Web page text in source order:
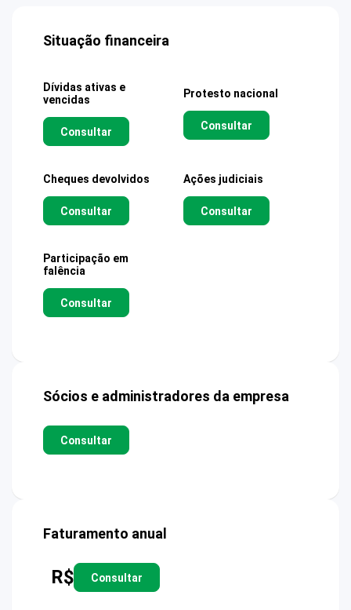
Situação financeira
Dívidas ativas e
vencidas
Consultar
Protesto nacional
Consultar
Cheques devolvidos
Consultar
Ações judiciais
Consultar
Participação em
falência
Consultar
Sócios e administradores da empresa
Consultar
Faturamento anual
R$ Consultar